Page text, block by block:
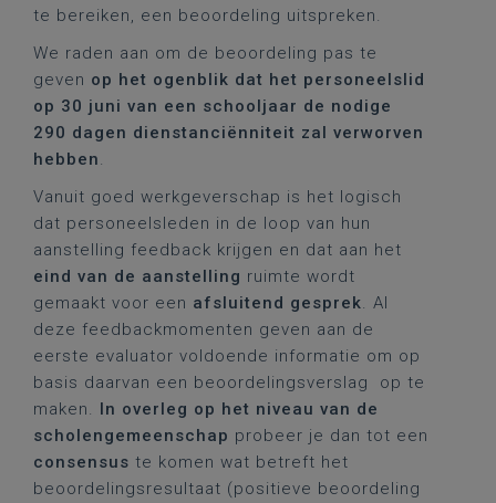
te bereiken, een beoordeling uitspreken.
We raden aan om de beoordeling pas te
geven op het ogenblik dat het personeelslid
op 30 juni van een schooljaar de nodige
290 dagen dienstanciënniteit zal verworven
hebben.
Vanuit goed werkgeverschap is het logisch
dat personeelsleden in de loop van hun
aanstelling feedback krijgen en dat aan het
eind van de aanstelling ruimte wordt
gemaakt voor een afsluitend gesprek. Al
deze feedbackmomenten geven aan de
eerste evaluator voldoende informatie om op
basis daarvan een beoordelingsverslag op te
maken. In overleg op het niveau van de
scholengemeenschap probeer je dan tot een
consensus te komen wat betreft het
beoordelingsresultaat (positieve beoordeling